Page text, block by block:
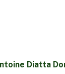
Diatta